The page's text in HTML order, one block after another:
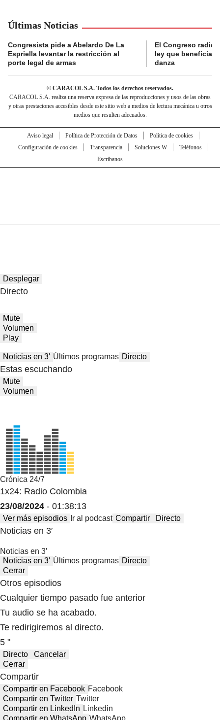
Últimas Noticias
Congresista pide a Abelardo De La
Espriella levantar la restricción al
porte legal de armas
El Congreso
ley que beneficia
danza
© CARACOL S.A. Todos los derechos reservados.
CARACOL S.A. realiza una reserva expresa de las reproducciones y usos de las obras
y otras prestaciones accesibles desde este sitio web a medios de lectura mecánica u otros
medios que resulten adecuados.
Aviso legal Política de Protección de Datos
Política de cookies
Configuración de cookies
Transparencia Soluciones W
Teléfonos
Escríbanos
Desplegar
Directo
Mute
Volumen
Play
Noticias en 3′ Últimos programas Directo
Estas escuchando
Mute
Volumen
Crónica 24/7
1x24: Radio Colombia
23/08/2024 - 01:38:13
Ver más episodios Ir al podcast Compartir Directo
Noticias en 3′
Noticias en 3′
Noticias en 3′ Últimos programas Directo
Cerrar
Otros episodios
Cualquier tiempo pasado fue anterior
Tu audio se ha acabado.
Te redirigiremos al directo.
5 "
Directo
Cancelar
Cerrar
Compartir
Compartir en Facebook Facebook
Compartir en Twitter Twitter
Compartir en LinkedIn Linkedin